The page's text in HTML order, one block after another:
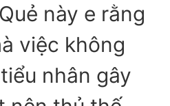
Quẻ này e rằng
việc không
nhân gây